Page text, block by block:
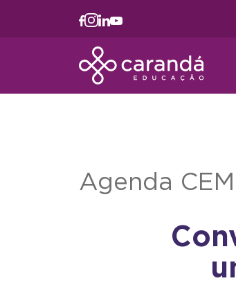
Agenda